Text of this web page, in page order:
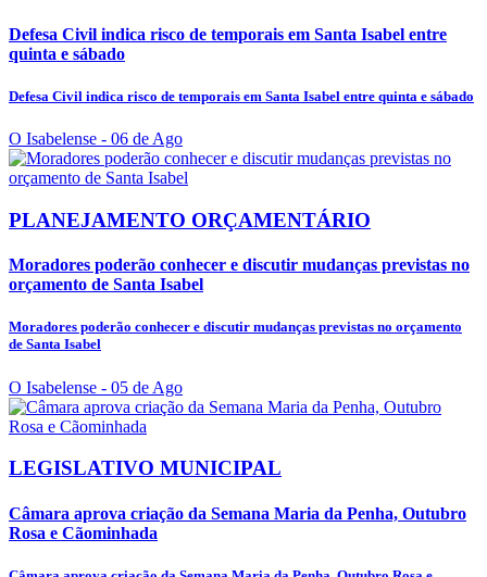
Defesa Civil indica risco de temporais em Santa Isabel entre
quinta e sábado
Defesa Civil indica risco de temporais em Santa Isabel entre quinta e sábado
O Isabelense - 06 de Ago
PLANEJAMENTO ORÇAMENTÁRIO
Moradores poderão conhecer e discutir mudanças previstas no
orçamento de Santa Isabel
Moradores poderão conhecer e discutir mudanças previstas no orçamento
de Santa Isabel
O Isabelense - 05 de Ago
LEGISLATIVO MUNICIPAL
Câmara aprova criação da Semana Maria da Penha, Outubro
Rosa e Cãominhada